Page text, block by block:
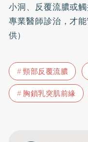
小洞、反覆流膿或
專業醫師診治，才
供）
頸部反覆流膿
胸鎖乳突肌前緣